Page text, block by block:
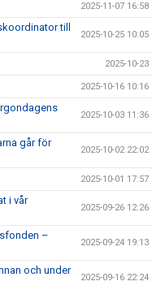
2025-11-07 16:58
till
2025-10-25 10:05
2025-10-23
2025-10-16 10:16
2025-10-03 11:36
går för
2025-10-02 22:02
2025-10-01 17:57
i vår
2025-09-26 12:26
–
2025-09-24 19:13
och under
2025-09-16 22:24